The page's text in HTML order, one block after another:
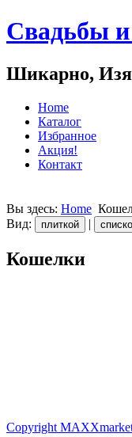
Свадьбы
Шикарно,
Home
Каталог
Избранное
Акция!
Контакт
Вы здесь: Home
Вид:
плиткой |
Кошелки
Copyright